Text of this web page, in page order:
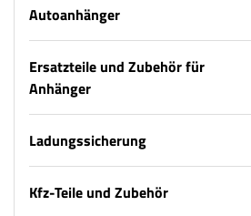
Autoanhänger
Ersatzteile und Zubehör für
Anhänger
Ladungssicherung
Kfz-Teile und Zubehör